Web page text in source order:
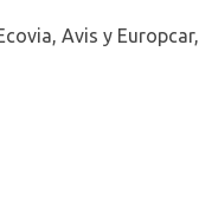
Avis y Europcar,